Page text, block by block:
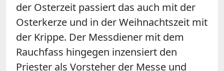
der Osterzeit passiert das auch mit der
Osterkerze und in der Weihnachtszeit mit
der Krippe. Der Messdiener mit dem
Rauchfass hingegen inzensiert den
Priester als Vorsteher der Messe und